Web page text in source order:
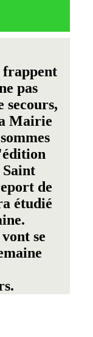
frappent
pas
secours,
Mairie
Saint
de
étudié
se